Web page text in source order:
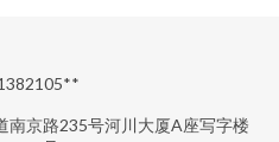
南京路235号河川大厦A座写字楼